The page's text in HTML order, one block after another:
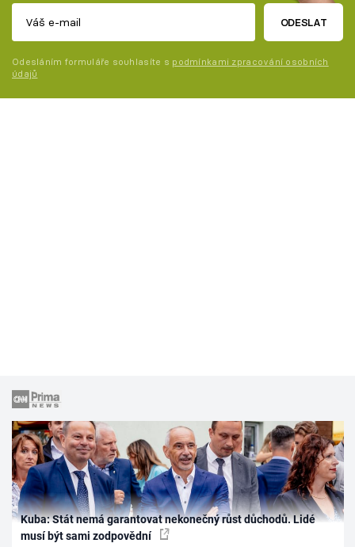
ODESLAT
Odesláním formuláře souhlasíte s podmínkami zpracování osobních
údajů
Kuba: Stát nemá garantovat nekonečný růst důchodů. Lidé
musí být sami zodpovědní